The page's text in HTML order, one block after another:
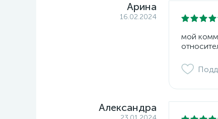
Арина
16.02.2024
мой
Александра